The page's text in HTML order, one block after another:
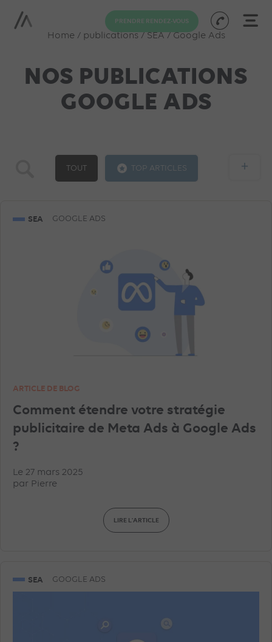
PRENDRE RENDEZ-VOUS
Home / publications / SEA / Google Ads
NOS PUBLICATIONS
GOOGLE ADS
TOUT TOP ARTICLES
INSTAGRAM ADS
TIKTOK ADS
LINKEDIN ADS
GEO WAZE ADS
+
SEA GOOGLE ADS
ARTICLE DE BLOG
Comment étendre votre stratégie
publicitaire de Meta Ads à Google Ads
?
Le 27 mars 2025
par Pierre
LIRE L'ARTICLE
SEA GOOGLE ADS